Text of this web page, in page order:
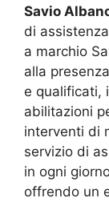
Savio
di
a marchio
alla
e qualificati,
abilitazioni
interventi di
servizio di
in ogni
offrendo un